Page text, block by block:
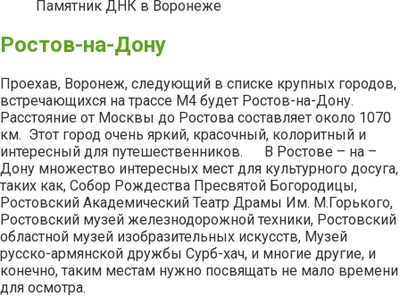
Памятник ДНК в Воронеже
Ростов-на-Дону
Проехав, Воронеж, следующий в списке крупных городов,
встречающихся на трассе М4 будет Ростов-на-Дону.
Расстояние от Москвы до Ростова составляет около 1070
км. Этот город очень яркий, красочный, колоритный и
интересный для путешественников. В Ростове – на –
Дону множество интересных мест для культурного досуга,
таких как, Собор Рождества Пресвятой Богородицы,
Ростовский Академический Театр Драмы Им. М.Горького,
Ростовский музей железнодорожной техники, Ростовский
областной музей изобразительных искусств, Музей
русско-армянской дружбы Cурб-хач, и многие другие, и
конечно, таким местам нужно посвящать не мало времени
для осмотра.